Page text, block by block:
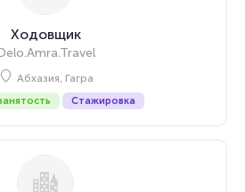
Ходовщик
Абхазия, Гагра
Стажировка